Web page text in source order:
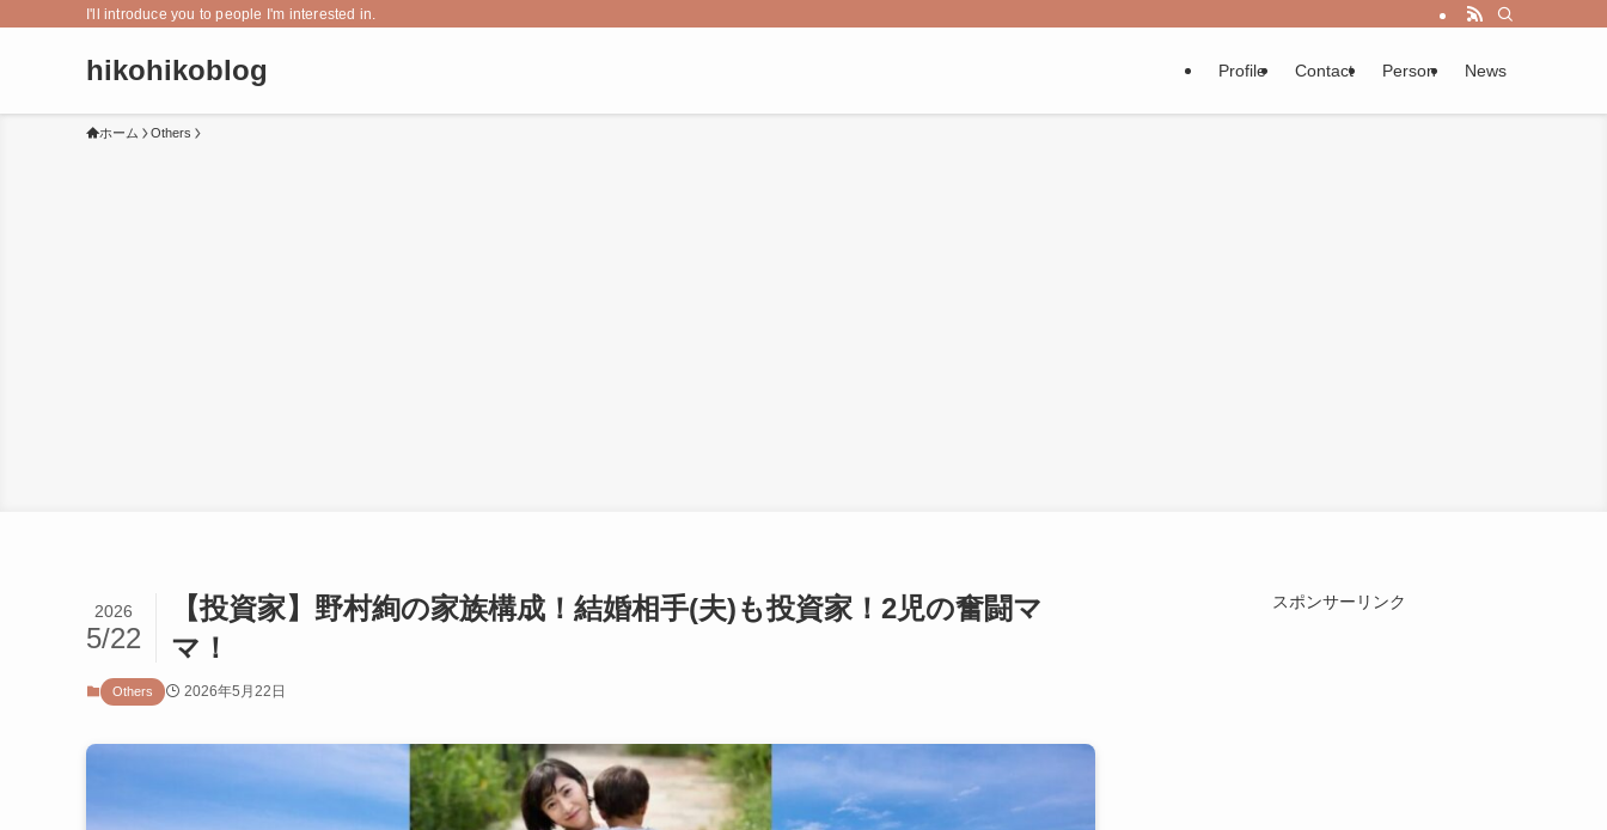
I'll introduce you to people I'm interested in.
hikohikoblog Profile Contact Person News
ホーム Others
【投資家】野村絢の家族構成！結婚相手(夫)も投資家！2児の奮闘マ
マ！
2026
5/22
Others 2026年5月22日
スポンサーリンク